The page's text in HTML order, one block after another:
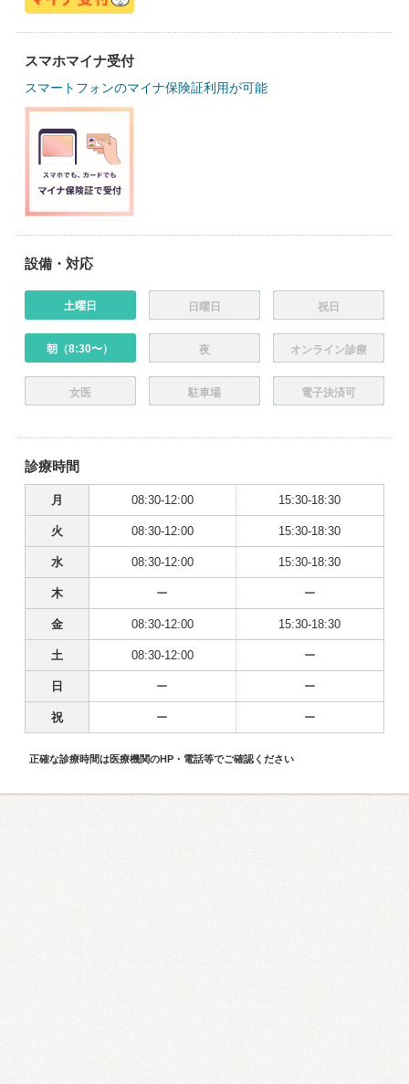
スマホマイナ受付
スマートフォンのマイナ保険証利用が可能
設備・対応
土曜日 日曜日 祝日
朝（8:30〜） 夜 オンライン診療
女医 駐車場 電子決済可
診療時間
月 08:30-12:00 15:30-18:30
火 08:30-12:00 15:30-18:30
水 08:30-12:00 15:30-18:30
木 ー ー
金 08:30-12:00 15:30-18:30
土 08:30-12:00 ー
日 ー ー
祝 ー ー
正確な診療時間は医療機関のHP・電話等でご確認ください